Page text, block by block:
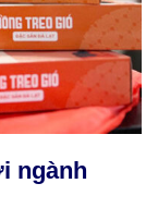
ngành